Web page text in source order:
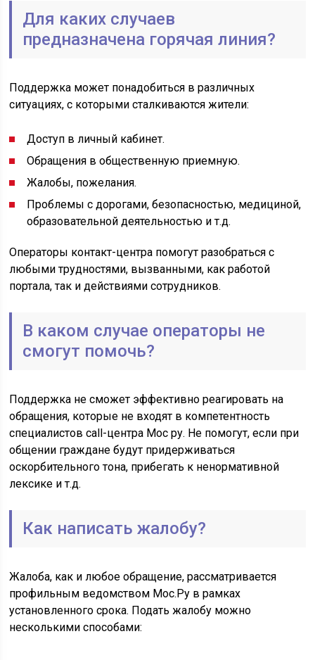
Для каких случаев
предназначена горячая линия?
Поддержка может понадобиться в различных
ситуациях, с которыми сталкиваются жители:
Доступ в личный кабинет.
Обращения в общественную приемную.
Жалобы, пожелания.
Проблемы с дорогами, безопасностью, медициной,
образовательной деятельностью и т.д.
Операторы контакт-центра помогут разобраться с
любыми трудностями, вызванными, как работой
портала, так и действиями сотрудников.
В каком случае операторы не
смогут помочь?
Поддержка не сможет эффективно реагировать на
обращения, которые не входят в компетентность
специалистов call-центра Мос ру. Не помогут, если при
общении граждане будут придерживаться
оскорбительного тона, прибегать к ненормативной
лексике и т.д.
Как написать жалобу?
Жалоба, как и любое обращение, рассматривается
профильным ведомством Мос.Ру в рамках
установленного срока. Подать жалобу можно
несколькими способами: